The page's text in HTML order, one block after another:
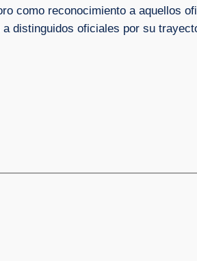
como reconocimiento a aquellos
a distinguidos oficiales por su